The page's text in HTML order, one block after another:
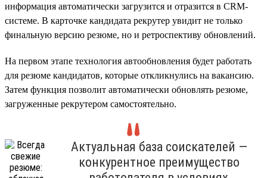
информация автоматически загрузится и отразится в CRM-
системе. В карточке кандидата рекрутер увидит не только
финальную версию резюме, но и ретроспективу обновлений.
На первом этапе технология автообновления будет работать
для резюме кандидатов, которые откликнулись на вакансию.
Затем функция позволит автоматически обновлять резюме,
загруженные рекрутером самостоятельно.
Актуальная база соискателей —
конкурентное преимущество